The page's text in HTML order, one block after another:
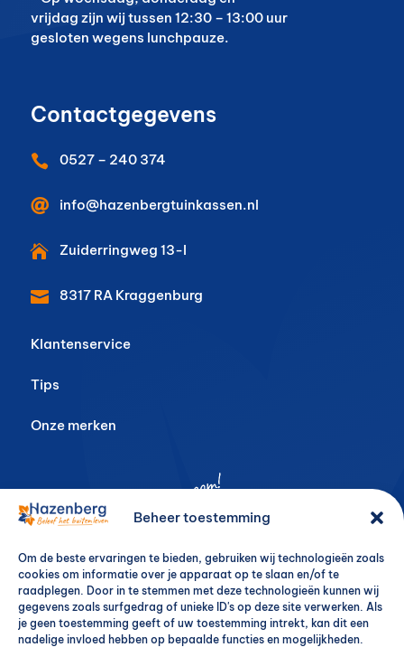
Beheer toestemming
Om de beste ervaringen te bieden, gebruiken wij technologieën zoals
cookies om informatie over je apparaat op te slaan en/of te
raadplegen. Door in te stemmen met deze technologieën kunnen wij
gegevens zoals surfgedrag of unieke ID's op deze site verwerken. Als
je geen toestemming geeft of uw toestemming intrekt, kan dit een
nadelige invloed hebben op bepaalde functies en mogelijkheden.
vrijdag zijn wij tussen 12:30 – 13:00 uur
gesloten wegens lunchpauze.
Contactgegevens
 0527 – 240 374
 info@hazenbergtuinkassen.nl
 Zuiderringweg 13-I
 8317 RA Kraggenburg
Klantenservice
Tips
Onze merken